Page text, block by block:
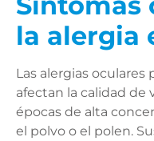
la alergia
Las alergias
afectan la calidad de
épocas de alta
el polvo o el polen.